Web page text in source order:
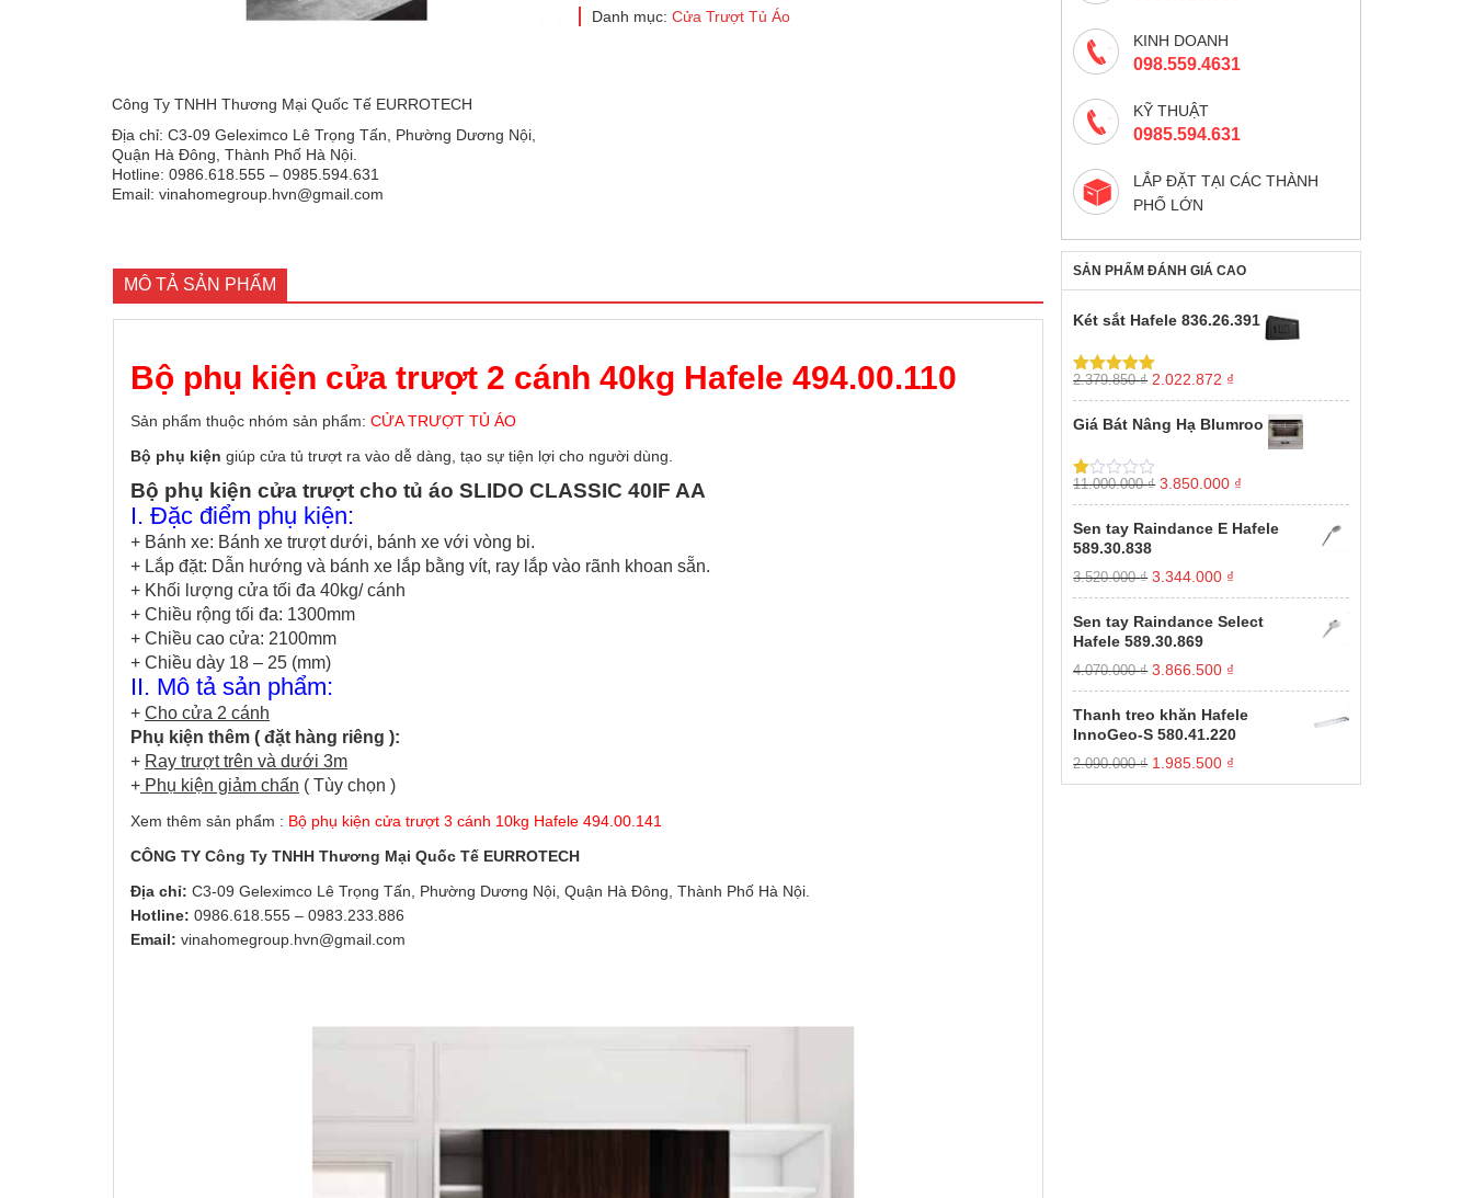
Công Ty TNHH Thương Mại Quốc Tế EURROTECH
Địa chỉ: C3-09 Geleximco Lê Trọng Tấn, Phường Dương Nội,
Quận Hà Đông, Thành Phố Hà Nội.
Hotline: 0986.618.555 – 0985.594.631
Email: vinahomegroup.hvn@gmail.com
Danh mục: Cửa Trượt Tủ Áo
MÔ TẢ SẢN PHẨM
Bộ phụ kiện cửa trượt 2 cánh 40kg Hafele 494.00.110
Sản phẩm thuộc nhóm sản phẩm: CỬA TRƯỢT TỦ ÁO
Bộ phụ kiện giúp cửa tủ trượt ra vào dễ dàng, tạo sự tiện lợi cho người dùng.
Bộ phụ kiện cửa trượt cho tủ áo SLIDO CLASSIC 40IF AA
I. Đặc điểm phụ kiện:
+ Bánh xe: Bánh xe trượt dưới, bánh xe với vòng bi.
+ Lắp đặt: Dẫn hướng và bánh xe lắp bằng vít, ray lắp vào rãnh khoan sẵn.
+ Khối lượng cửa tối đa 40kg/ cánh
+ Chiều rộng tối đa: 1300mm
+ Chiều cao cửa: 2100mm
+ Chiều dày 18 – 25 (mm)
II. Mô tả sản phẩm:
+ Cho cửa 2 cánh
Phụ kiện thêm ( đặt hàng riêng ):
+ Ray trượt trên và dưới 3m
+ Phụ kiện giảm chấn ( Tùy chọn )
Xem thêm sản phẩm : Bộ phụ kiện cửa trượt 3 cánh 10kg Hafele 494.00.141
CÔNG TY Công Ty TNHH Thương Mại Quốc Tế EURROTECH
Địa chỉ: C3-09 Geleximco Lê Trọng Tấn, Phường Dương Nội, Quận Hà Đông, Thành Phố Hà Nội.
Hotline: 0986.618.555 – 0983.233.886
Email: vinahomegroup.hvn@gmail.com
KINH DOANH
098.559.4631
KỸ THUẬT
0985.594.631
LẮP ĐẶT TẠI CÁC THÀNH
PHỐ LỚN
SẢN PHẨM ĐÁNH GIÁ CAO
Két sắt Hafele 836.26.391
Được xếp
hạng5.005
sao
2.379.850₫ Giá
gốc
2.379.850 ₫.
2.022.872 ₫
hiện
Giá Bát Nâng Hạ Blumroo
Được
xếp
hạng
1.00
5
11.000.000₫ Giá
gốc
là:
3.850.000 ₫
hiện
tại
Sen tay Raindance E Hafele
589.30.838
3.520.000₫ Giá
gốc
là:
3.520.000 ₫.
3.344.000 ₫
hiện
tại
Sen tay Raindance Select
Hafele 589.30.869
4.070.000₫ Giá
gốc
là:
4.070.000 ₫.
3.866.500 ₫
hiện
tại
là:
Thanh treo khăn Hafele
InnoGeo-S 580.41.220
2.090.000₫ Giá
gốc
1.985.500 ₫
hiện